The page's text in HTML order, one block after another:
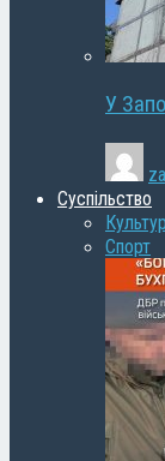
У
Суспільство
Спорт